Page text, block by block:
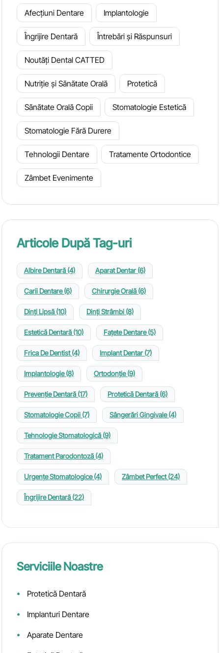
Afecțiuni Dentare Implantologie
Îngrijire Dentară Întrebări și Răspunsuri
Noutăți Dental CATTED
Nutriție și Sănătate Orală Protetică
Sănătate Orală Copii Stomatologie Estetică
Stomatologie Fără Durere
Tehnologii Dentare Tratamente Ortodontice
Zâmbet Evenimente
Articole După Tag-uri
Albire Dentară (4) Aparat Dentar(6)
Carii Dentare(6) Chirurgie Orală (6)
Dinți Lipsă (10) Dinți Strâmbi (8)
Estetică Dentară (10) Fațete Dentare(5)
Frica De Dentist(4) Implant Dentar(7)
Implantologie(8) Ortodonție(9)
Prevenție Dentară (17) Protetică Dentară (6)
Stomatologie Copii (7) Sângerări Gingivale(4)
Tehnologie Stomatologică (9)
Tratament Parodontoză (4)
Urgențe Stomatologice(4) Zâmbet Perfect(24)
Îngrijire Dentară (22)
Serviciile Noastre
Protetică Dentară
Implanturi Dentare
Aparate Dentare